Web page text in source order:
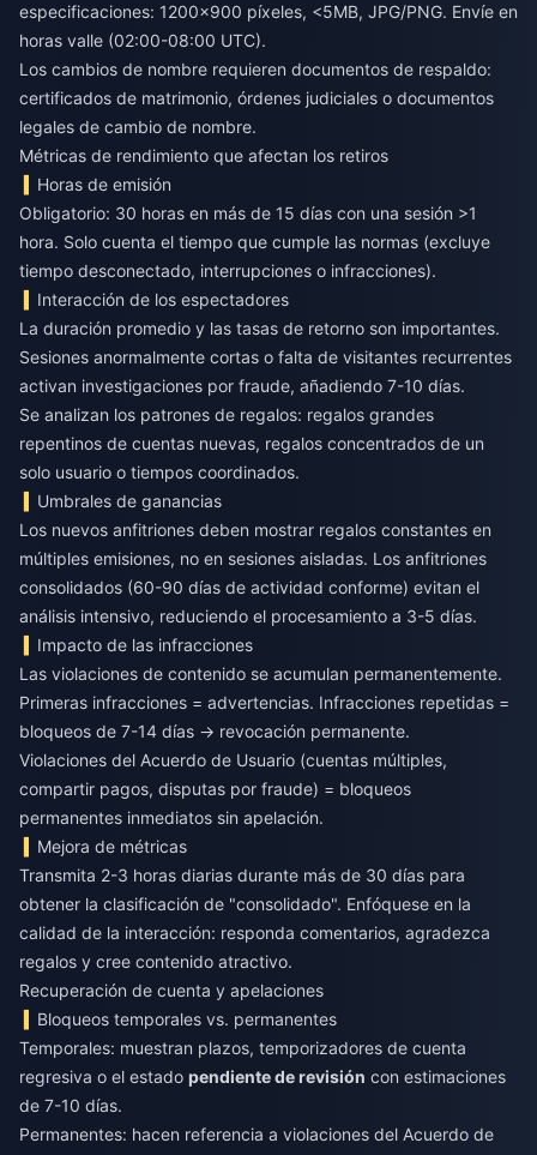
especificaciones: 1200x900 píxeles, <5MB, JPG/PNG. Envíe en
horas valle (02:00-08:00 UTC).
Los cambios de nombre requieren documentos de respaldo:
certificados de matrimonio, órdenes judiciales o documentos
legales de cambio de nombre.
Métricas de rendimiento que afectan los retiros
Horas de emisión
Obligatorio: 30 horas en más de 15 días con una sesión >1
hora. Solo cuenta el tiempo que cumple las normas (excluye
tiempo desconectado, interrupciones o infracciones).
Interacción de los espectadores
La duración promedio y las tasas de retorno son importantes.
Sesiones anormalmente cortas o falta de visitantes recurrentes
activan investigaciones por fraude, añadiendo 7-10 días.
Se analizan los patrones de regalos: regalos grandes
repentinos de cuentas nuevas, regalos concentrados de un
solo usuario o tiempos coordinados.
Umbrales de ganancias
Los nuevos anfitriones deben mostrar regalos constantes en
múltiples emisiones, no en sesiones aisladas. Los anfitriones
consolidados (60-90 días de actividad conforme) evitan el
análisis intensivo, reduciendo el procesamiento a 3-5 días.
Impacto de las infracciones
Las violaciones de contenido se acumulan permanentemente.
Primeras infracciones = advertencias. Infracciones repetidas =
bloqueos de 7-14 días → revocación permanente.
Violaciones del Acuerdo de Usuario (cuentas múltiples,
compartir pagos, disputas por fraude) = bloqueos
permanentes inmediatos sin apelación.
Mejora de métricas
Transmita 2-3 horas diarias durante más de 30 días para
obtener la clasificación de "consolidado". Enfóquese en la
calidad de la interacción: responda comentarios, agradezca
regalos y cree contenido atractivo.
Recuperación de cuenta y apelaciones
Bloqueos temporales vs. permanentes
Temporales: muestran plazos, temporizadores de cuenta
regresiva o el estado pendiente de revisión con estimaciones
de 7-10 días.
Permanentes: hacen referencia a violaciones del Acuerdo de